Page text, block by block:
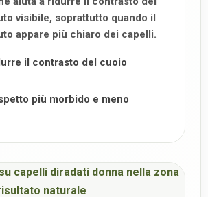
visibile, soprattutto quando il
appare più chiaro dei capelli.
il contrasto del cuoio
più morbido e meno